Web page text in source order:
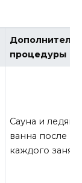
процедуры
Сауна и
ванна после
каждого